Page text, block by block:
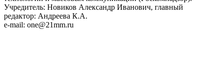
Учредитель: Новиков Александр Иванович, главный
редактор: Андреева К.А.
e-mail: one@21mm.ru